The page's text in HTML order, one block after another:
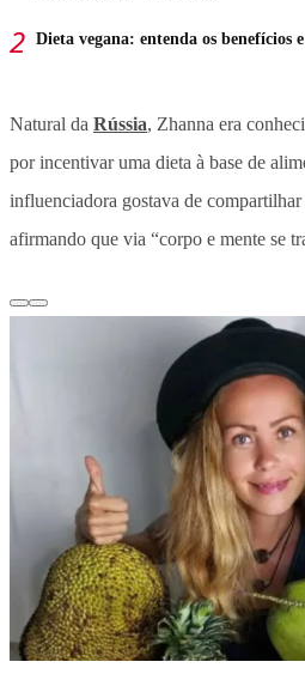
Dieta vegana: entenda os benefícios
Natural da Rússia, Zhanna era
por incentivar uma dieta à base de
influenciadora gostava de compartilhar
afirmando que via “corpo e mente se